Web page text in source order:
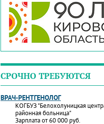
СРОЧНО ТРЕБУЮТСЯ
ВРАЧ-РЕНТГЕНОЛОГ
КОГБУЗ "Белохолуницкая
районная больница"
Зарплата от 60 000 руб.